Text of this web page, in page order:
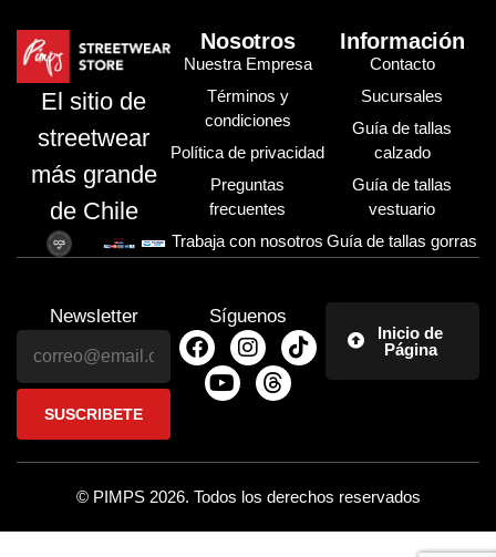
El sitio de
streetwear
más grande
de Chile
Nosotros
Nuestra Empresa
Términos y
condiciones
Política de privacidad
Preguntas
frecuentes
Trabaja con nosotros
Información
Contacto
Sucursales
Guía de tallas
calzado
Guía de tallas
vestuario
Guía de tallas gorras
Newsletter Síguenos
Inicio de
Página
© PIMPS 2026. Todos los derechos reservados